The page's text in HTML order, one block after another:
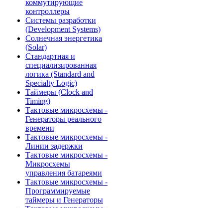
коммутирующие
контроллеры
Системы разработки
(Development Systems)
Солнечная энергетика
(Solar)
Стандартная и
специализированная
логика (Standard and
Specialty Logic)
Таймеры (Clock and
Timing)
Тактовые микросхемы -
Генераторы реального
времени
Тактовые микросхемы -
Линии задержки
Тактовые микросхемы -
Микросхемы
управления батареями
Тактовые микросхемы -
Программируемые
таймеры и Генераторы